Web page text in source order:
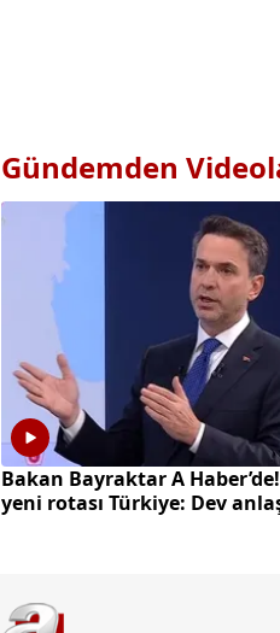
Gündemden
Bakan Bayraktar A
yeni rotası Türkiye: Dev